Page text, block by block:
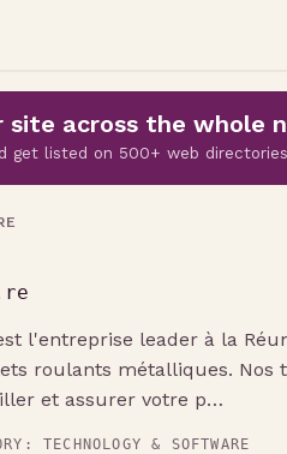
site across the whole
get listed on 500+ web
l'entreprise leader à la
roulants métalliques. Nos
et assurer votre p…
TECHNOLOGY & SOFTWARE